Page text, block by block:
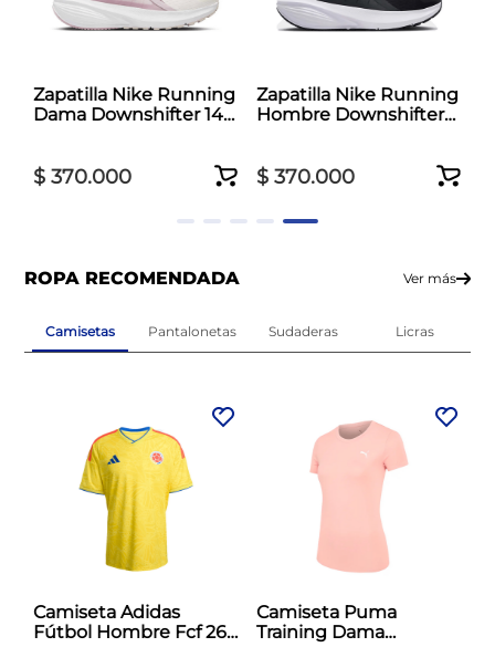
Zapatilla Nike Running
Dama Downshifter 14
$ 370.000
Zapatilla Nike Running
Hombre Downshifter
$ 370.000
ROPA RECOMENDADA Ver más
Camisetas Pantalonetas Sudaderas Licras
Camiseta Adidas
Fútbol Hombre Fcf 26
Camiseta Puma
Training Dama